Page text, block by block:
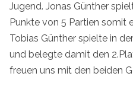
Jugend. Jonas Günther
Punkte von 5 Partien somit
Tobias Günther spielte in
und belegte damit den
freuen uns mit den beiden